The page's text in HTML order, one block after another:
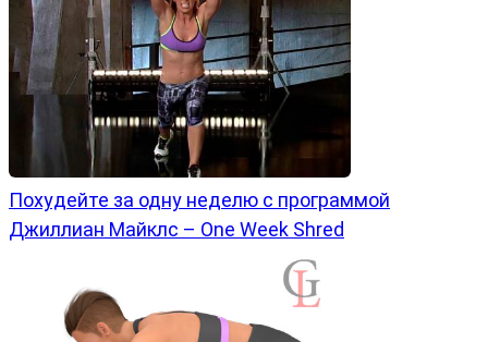
Похудейте за одну неделю с программой
Джиллиан Майклс – One Week Shred